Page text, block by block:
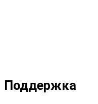
Поддержка